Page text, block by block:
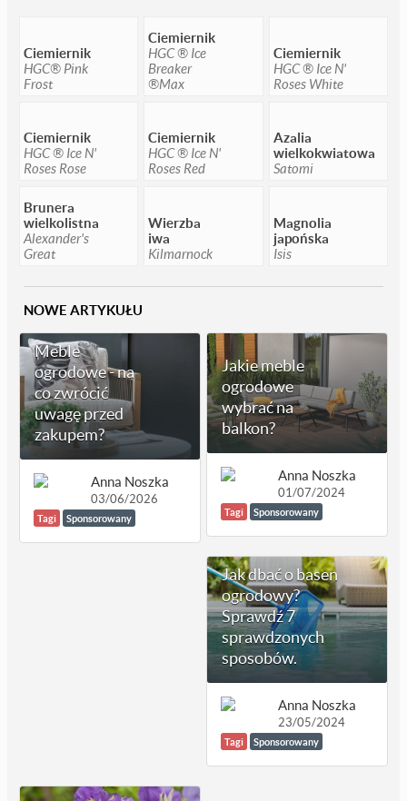
Ciemiernik
HGC® Pink
Frost
Ciemiernik
HGC ® Ice
Breaker
®Max
Ciemiernik
HGC ® Ice N'
Roses White
Ciemiernik
HGC ® Ice N'
Roses Rose
Ciemiernik
HGC ® Ice N'
Roses Red
Azalia
wielkokwiatowa
Satomi
Brunera
wielkolistna
Alexander's
Great
Wierzba
iwa
Kilmarnock
Magnolia
japońska
Isis
NOWE ARTYKUŁU
Meble
ogrodowe - na
co zwrócić
uwagę przed
zakupem?
Anna Noszka
03/06/2026
Tagi Sponsorowany
Jakie meble
ogrodowe
wybrać na
balkon?
Anna Noszka
01/07/2024
Tagi Sponsorowany
Jak dbać o basen
ogrodowy?
Sprawdź 7
sprawdzonych
sposobów.
Anna Noszka
23/05/2024
Tagi Sponsorowany